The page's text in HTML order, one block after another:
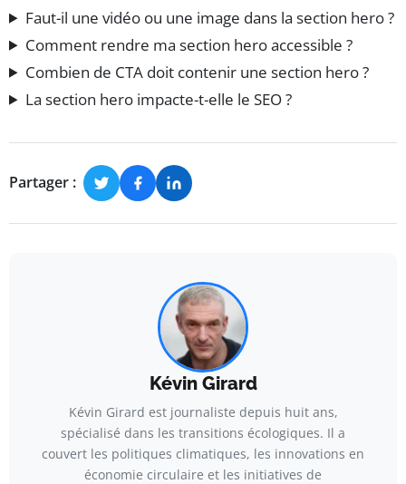
Faut-il une vidéo ou une image dans la section hero ?
Comment rendre ma section hero accessible ?
Combien de CTA doit contenir une section hero ?
La section hero impacte-t-elle le SEO ?
Partager :
Kévin Girard
Kévin Girard est journaliste depuis huit ans,
spécialisé dans les transitions écologiques. Il a
couvert les politiques climatiques, les innovations en
économie circulaire et les initiatives de